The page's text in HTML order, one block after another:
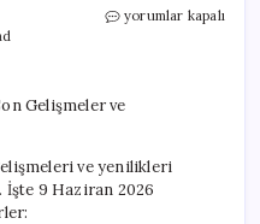
Teknoloji
Yenilikler
yorumlar kapalı
ve yenilikleri
9 Haziran 2026